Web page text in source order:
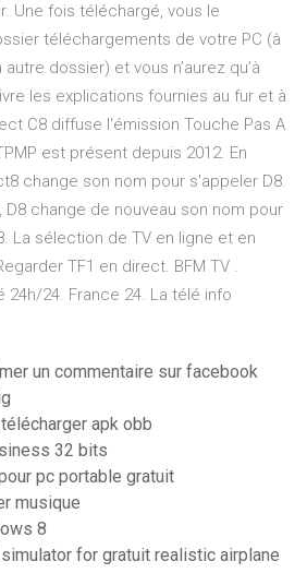
Une fois téléchargé, vous le
téléchargements de votre PC (à
dossier) et vous n’aurez qu’à
les explications fournies au fur et à
C8 diffuse l'émission Touche Pas A
est présent depuis 2012. En
change son nom pour s'appeler D8.
D8 change de nouveau son nom pour
La sélection de TV en ligne et en
TF1 en direct. BFM TV .
24h/24. France 24. La télé info
un commentaire sur facebook
apk obb
32 bits
pc portable gratuit
musique
8
for gratuit realistic airplane